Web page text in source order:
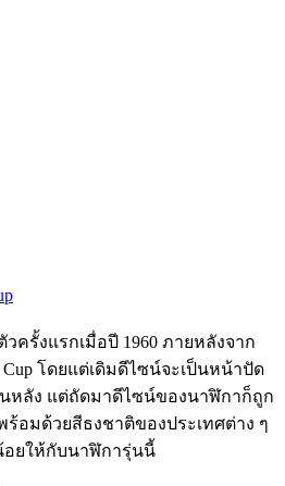
ครั้งแรกเมื่อปี 1960 ภายหลังจาก
โดยแต่เดิมดีไซน์จะเป็นหน้าปัด
หลัง แต่ถัดมาดีไซน์ของนาฬิกาก็ถูก
ร้อมด้วยสีธงชาติของประเทศต่าง ๆ
อยให้กับนาฬิการุ่นนี้